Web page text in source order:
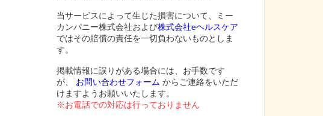
当サービスによって生じた損害について、ミー
カンパニー株式会社および株式会社eヘルスケア
ではその賠償の責任を一切負わないものとしま
す。
掲載情報に誤りがある場合には、お手数です
が、
お問い合わせフォーム からご連絡をいただ
けますようお願いいたします。
※お電話での対応は行っておりません